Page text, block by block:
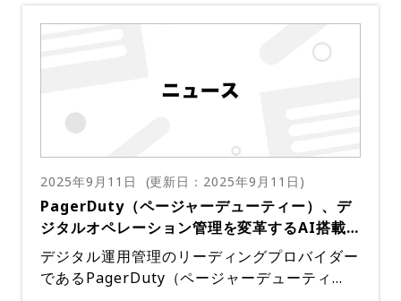
デント管理をスムーズに進め、見落としを防ぐ
のに役立つ。製品ツアーはこちら、詳細はこち
的な業務に集中できるようになる。Shift Age
ntとSlackのインテグレーションは、PagerDu
tyのオンコール管理の簡素化というミッション
ションとコラボレーションが可能になり、チー
ムのスケジュール管理や競合の解決が容易にな
る。特に、Shift Agentは有給休暇の競合を自
動検出し、代替要員を推奨する機能を備えてお
り、手作業による追跡やフォローアップが不要
になる。PagerDutyのShift Agentは現在、Pa
gerDuty Advanceのユーザーが利用できる。
製品ツアーはこちら、詳細はこちら出典：Pag
erDuty
Notifications Enabled（モバイルアプリと通
知の有効化）」に変更する。この変更は、測定
対象データのより正確な表示を提供すること
で、ユーザーの混乱を解消することを目的とし
ている。列名の変更は単なる見た目の変更では
ものだ。新しい列名はより分かりやすく、モバ
イルアプリとプッシュ通知におけるユーザーの
インタラクションをより明確に把握できる。こ
の変更により、モバイルアプリの普及率とプッ
シュ通知の有効性に関する貴重なインサイトが
2025年9月11日 (更新日： 2025年9月11日 )
PagerDuty（ページャーデューティー）、デ
ジタルオペレーション管理を変革するAI搭載
製品に関するウェビナーを開催
デジタル運用管理のリーディングプロバイダー
であるPagerDuty（ページャーデューティ